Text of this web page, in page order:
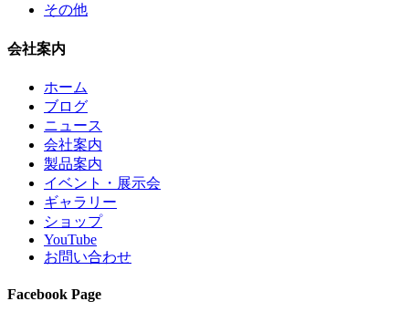
その他
会社案内
ホーム
ブログ
ニュース
会社案内
製品案内
イベント・展示会
ギャラリー
ショップ
YouTube
お問い合わせ
Facebook Page